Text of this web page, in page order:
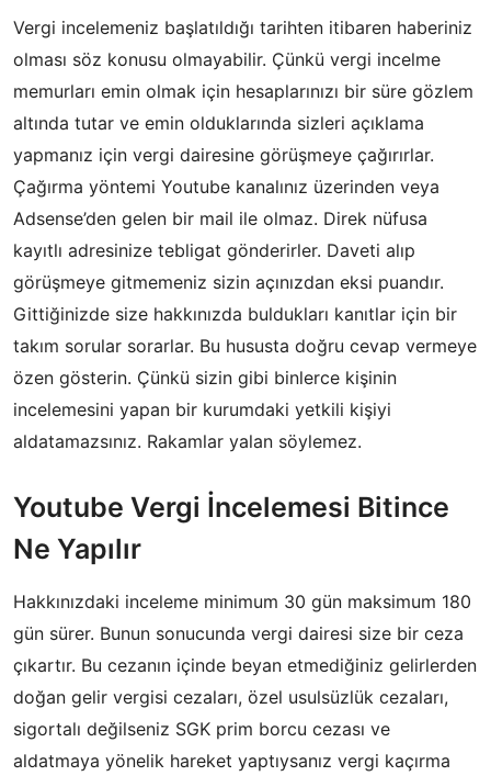
Vergi incelemeniz başlatıldığı tarihten itibaren haberiniz
olması söz konusu olmayabilir. Çünkü vergi incelme
memurları emin olmak için hesaplarınızı bir süre gözlem
altında tutar ve emin olduklarında sizleri açıklama
yapmanız için vergi dairesine görüşmeye çağırırlar.
Çağırma yöntemi Youtube kanalınız üzerinden veya
Adsense’den gelen bir mail ile olmaz. Direk nüfusa
kayıtlı adresinize tebligat gönderirler. Daveti alıp
görüşmeye gitmemeniz sizin açınızdan eksi puandır.
Gittiğinizde size hakkınızda buldukları kanıtlar için bir
takım sorular sorarlar. Bu hususta doğru cevap vermeye
özen gösterin. Çünkü sizin gibi binlerce kişinin
incelemesini yapan bir kurumdaki yetkili kişiyi
aldatamazsınız. Rakamlar yalan söylemez.
Youtube Vergi İncelemesi Bitince
Ne Yapılır
Hakkınızdaki inceleme minimum 30 gün maksimum 180
gün sürer. Bunun sonucunda vergi dairesi size bir ceza
çıkartır. Bu cezanın içinde beyan etmediğiniz gelirlerden
doğan gelir vergisi cezaları, özel usulsüzlük cezaları,
sigortalı değilseniz SGK prim borcu cezası ve
aldatmaya yönelik hareket yaptıysanız vergi kaçırma